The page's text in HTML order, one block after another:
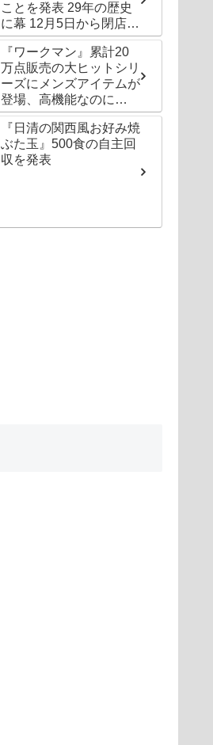
ことを発表 29年の歴史
に幕 12月5日から閉店セ
ールも
『ワークマン』累計20
万点販売の大ヒットシリ
ーズにメンズアイテムが
登場、高機能なのに
1000円以下〜の圧倒的
コスパ
『日清の関西風お好み焼
ぶた玉』500食の自主回
収を発表